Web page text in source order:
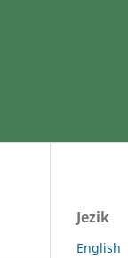
Jezik
English